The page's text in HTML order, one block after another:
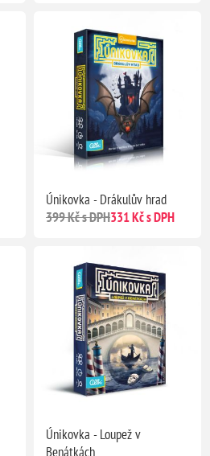
Únikovka - Drákulův hrad
399 Kč s DPH331 Kč s DPH
Únikovka - Loupež v
Benátkách